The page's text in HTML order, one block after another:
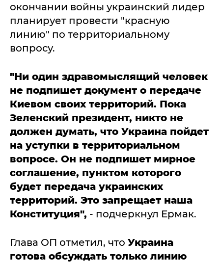
окончании войны украинский лидер
планирует провести "красную
линию" по территориальному
вопросу.
"Ни один здравомыслящий человек
не подпишет документ о передаче
Киевом своих территорий. Пока
Зеленский президент, никто не
должен думать, что Украина пойдет
на уступки в территориальном
вопросе. Он не подпишет мирное
соглашение, пунктом которого
будет передача украинских
территорий. Это запрещает наша
Конституция", - подчеркнул Ермак.
Глава ОП отметил, что Украина
готова обсуждать только линию